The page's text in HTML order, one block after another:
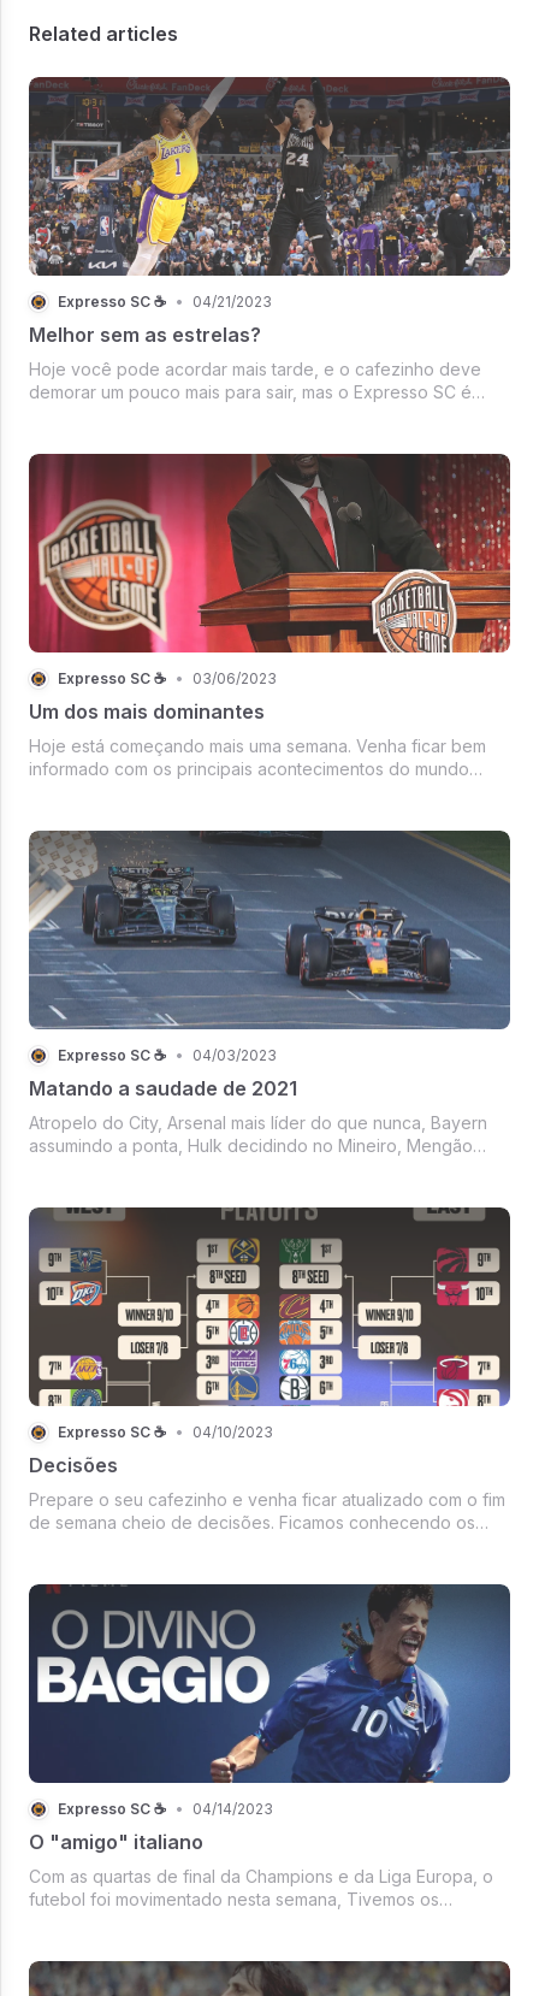
Related articles
Expresso SC ☕ • 04/21/2023
Melhor sem as estrelas?
Hoje você pode acordar mais tarde, e o cafezinho deve
demorar um pouco mais para sair, mas o Expresso SC é
Expresso SC ☕ • 03/06/2023
Um dos mais dominantes
Hoje está começando mais uma semana. Venha ficar bem
informado com os principais acontecimentos do mundo
Expresso SC ☕ • 04/03/2023
Matando a saudade de 2021
Atropelo do City, Arsenal mais líder do que nunca, Bayern
assumindo a ponta, Hulk decidindo no Mineiro, Mengão
Expresso SC ☕ • 04/10/2023
Decisões
Prepare o seu cafezinho e venha ficar atualizado com o fim
de semana cheio de decisões. Ficamos conhecendo os
Expresso SC ☕ • 04/14/2023
O "amigo" italiano
Com as quartas de final da Champions e da Liga Europa, o
futebol foi movimentado nesta semana, Tivemos os